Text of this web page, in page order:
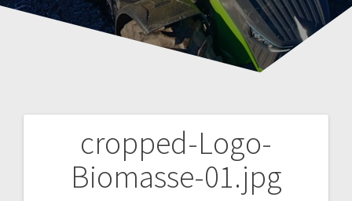
cropped-Logo-
Biomasse-01.jpg
Beitragsnavigation